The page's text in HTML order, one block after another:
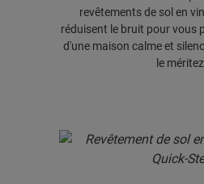
revêtements de sol en
réduisent le bruit pour vous
d'une maison calme et
le